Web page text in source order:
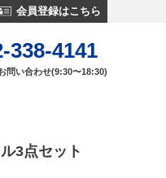
会員登録はこちら
338-4141
問い合わせ(9:30〜18:30)
3点セット